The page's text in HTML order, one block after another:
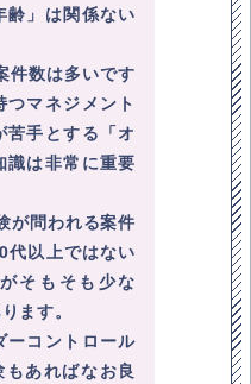
齢」は関係ない
件数は多いです
つマネジメント
手とする「オ
識は非常に重要
が問われる案件
代以上ではない
そもそも少な
ます。
ーコントロール
あればなお良